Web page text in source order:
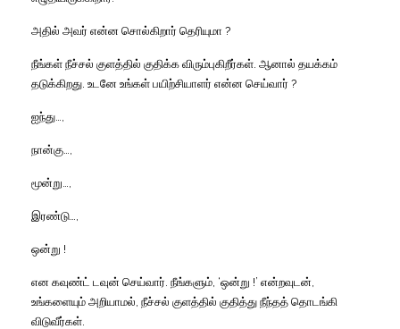
அதில் அவர் என்ன சொல்கிறார் தெரியுமா ?
நீங்கள் நீச்சல் குளத்தில் குதிக்க விரும்புகிறீர்கள். ஆனால் தயக்கம்
தடுக்கிறது. உடனே உங்கள் பயிற்சியாளர் என்ன செய்வார் ?
ஐந்து…,
நான்கு…,
மூன்று…,
இரண்டு…,
ஒன்று !
என கவுண்ட் டவுன் செய்வார். நீங்களும், ‘ஒன்று !’ என்றவுடன்,
உங்களையும் அறியாமல், நீச்சல் குளத்தில் குதித்து நீந்தத் தொடங்கி
விடுவீர்கள்.